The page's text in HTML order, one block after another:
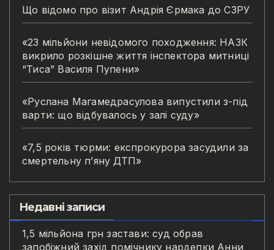
Що відомо про візит Андрія Єрмака до СЗРУ
«23 мільйони невідомого походження: НАЗК
викрило розкішне життя інспектора митниці
“Тиса” Василя Пупени»
«Руслана Магамедрасулова випустили з-під
варти: що відбувалось у залі суду»
«7,5 років тюрми: експрокурора засудили за
смертельну п’яну ДТП»
Недавні записи
1,5 мільйона грн застави: суд обрав
запобіжний захід помічнику нардепки Анни